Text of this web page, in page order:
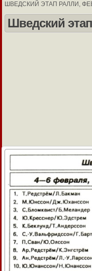
ШВЕДСКИЙ ЭТАП РАЛЛИ,
Шведский